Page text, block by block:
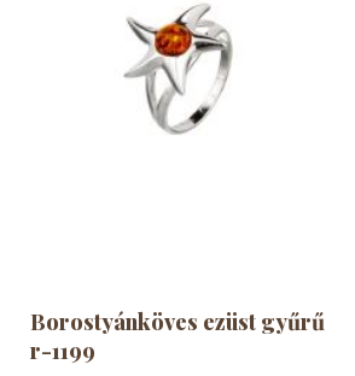
Borostyánköves ezüst gyűrű
r-1199